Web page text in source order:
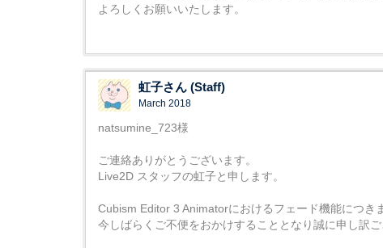
よろしくお願いいたします。
虹子さん (Staff)
March 2018
natsumine_723様
ご連絡ありがとうございます。
Live2D スタッフの虹子と申します。
Cubism Editor 3 Animatorにおけるフェード機能につき
今しばらくご不便をおかけすることとなり誠に申し訳